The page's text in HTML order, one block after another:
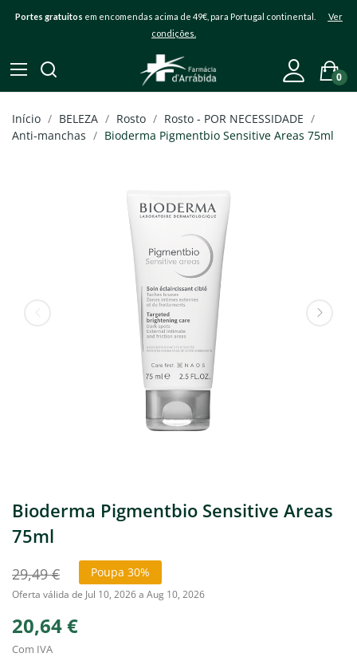
Portes gratuitos em encomendas acima de 49€, para Portugal continental. Ver
condições.
0
Início BELEZA Rosto
Rosto - POR NECESSIDADE
Anti-manchas
Bioderma Pigmentbio Sensitive Areas 75ml
Bioderma Pigmentbio Sensitive Areas
75ml
29,49 € Poupa 30%
Oferta válida de Jul 10, 2026 a Aug 10, 2026
20,64 €
Com IVA